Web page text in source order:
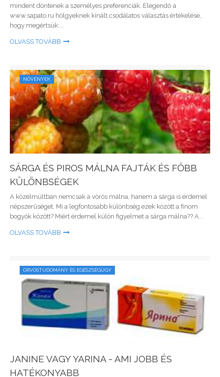
mindent döntenek a személyes preferenciák. Elegendő a
www.sapato.ru hölgyeknek kínált csodálatos választás értékelése,
hogy megértsük:...
OLVASS TOVÁBB
NÖVÉNYEK
SÁRGA ÉS PIROS MÁLNA FAJTÁK ÉS FŐBB
KÜLÖNBSÉGEK
A közelmúltban nemcsak a vörös málna, hanem a sárga is érdemel
népszerűséget. Mi a legfontosabb különbség ezek között a finom
bogyók között? Miért érdemel külön figyelmet a sárga málna?? A...
OLVASS TOVÁBB
ORVOSTUDOMÁNY ÉS EGÉSZSÉGÜGY
JANINE VAGY YARINA - AMI JOBB ÉS
HATÉKONYABB